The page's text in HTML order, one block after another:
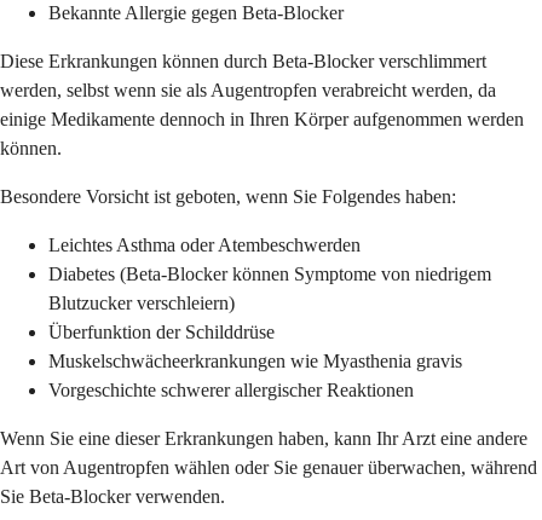
Bekannte Allergie gegen Beta-Blocker
Diese Erkrankungen können durch Beta-Blocker verschlimmert
werden, selbst wenn sie als Augentropfen verabreicht werden, da
einige Medikamente dennoch in Ihren Körper aufgenommen werden
können.
Besondere Vorsicht ist geboten, wenn Sie Folgendes haben:
Leichtes Asthma oder Atembeschwerden
Diabetes (Beta-Blocker können Symptome von niedrigem
Blutzucker verschleiern)
Überfunktion der Schilddrüse
Muskelschwächeerkrankungen wie Myasthenia gravis
Vorgeschichte schwerer allergischer Reaktionen
Wenn Sie eine dieser Erkrankungen haben, kann Ihr Arzt eine andere
Art von Augentropfen wählen oder Sie genauer überwachen, während
Sie Beta-Blocker verwenden.